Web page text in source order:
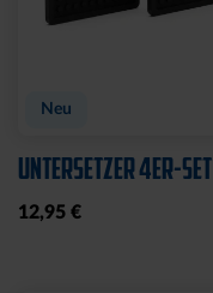
Neu
UNTERSETZER 4ER-SET
12,95 €